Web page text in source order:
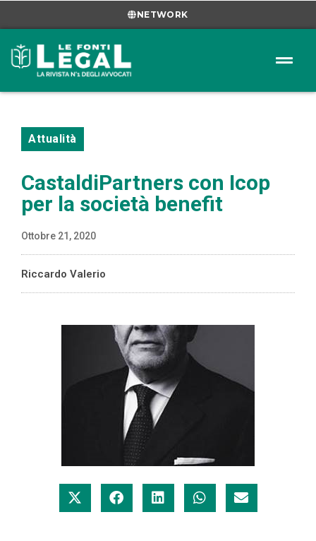
NETWORK
Attualità
CastaldiPartners con Icop
per la società benefit
Ottobre 21, 2020
Riccardo Valerio